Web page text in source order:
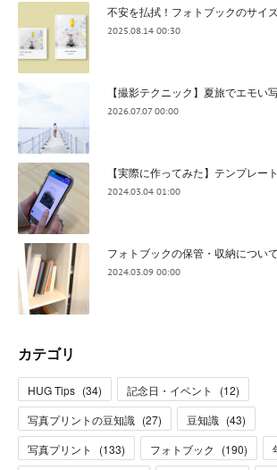
不安を払拭！フォトブックのサイ
2025.08.14 00:30
【撮影テクニック】夏旅でエモい
2026.07.07 00:00
【実際に作ってみた】テンプレー
2024.03.04 01:00
フォトブックの保管・収納について
2024.03.09 00:00
カテゴリ
HUG Tips (34) 記念日・イベント (12)
写真プリントの豆知識 (27) 豆知識 (43)
写真プリント
(133) フォトブック (190)